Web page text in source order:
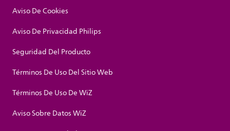
Aviso De Cookies
Aviso De Privacidad Philips
Seguridad Del Producto
Términos De Uso Del Sitio Web
Términos De Uso De WiZ
Aviso Sobre Datos WiZ